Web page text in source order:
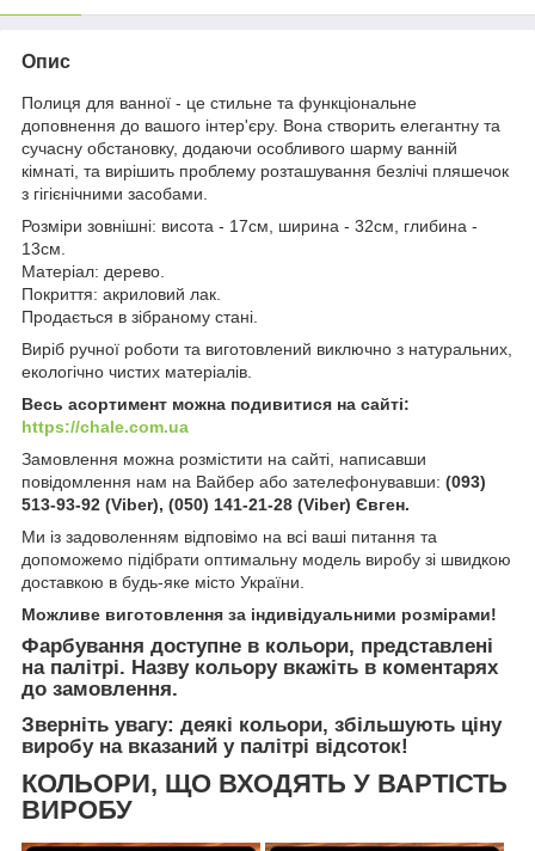
Опис
Полиця для ванної - це стильне та функціональне
доповнення до вашого інтер'єру. Вона створить елегантну та
сучасну обстановку, додаючи особливого шарму ванній
кімнаті, та вирішить проблему розташування безлічі пляшечок
з гігієнічними засобами.
Розміри зовнішні: висота - 17см, ширина - 32см, глибина -
13см.
Матеріал: дерево.
Покриття: акриловий лак.
Продається в зібраному стані.
Виріб ручної роботи та виготовлений виключно з натуральних,
екологічно чистих матеріалів.
Весь асортимент можна подивитися на сайті:
https://chale.com.ua
Замовлення можна розмістити на сайті, написавши
повідомлення нам на Вайбер або зателефонувавши: (093)
513-93-92 (Viber), (050) 141-21-28 (Viber) Євген.
Ми із задоволенням відповімо на всі ваші питання та
допоможемо підібрати оптимальну модель виробу зі швидкою
доставкою в будь-яке місто України.
Можливе виготовлення за індивідуальними розмірами!
Фарбування доступне в кольори, представлені
на палітрі. Назву кольору вкажіть в коментарях
до замовлення.
Зверніть увагу: деякі кольори, збільшують ціну
виробу на вказаний у палітрі відсоток!
КОЛЬОРИ, ЩО ВХОДЯТЬ У ВАРТІСТЬ
ВИРОБУ